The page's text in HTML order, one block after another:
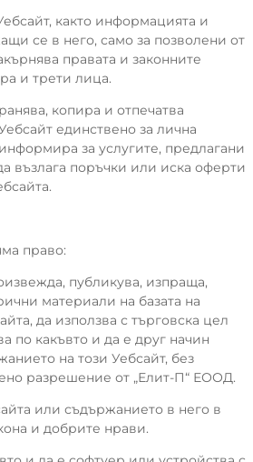
както информацията и
се в него, само за позволени от
правата и законните
и трети лица.
копира и отпечатва
единствено за лична
за услугите, предлагани
възлага поръчки или иска оферти
право:
публикува, изпраща,
материали на базата на
да използва с търговска цел
по какъвто и да е друг начин
на този Уебсайт, без
разрешение от „Елит-П“ ЕООД.
или съдържанието в него в
и добрите нрави.